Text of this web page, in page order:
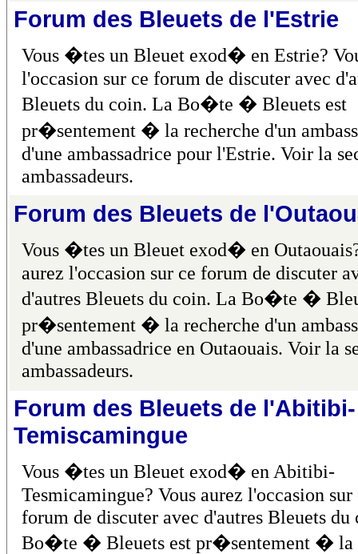
Forum des Bleuets de l'Estrie
Vous �tes un Bleuet exod� en Estrie?
l'occasion sur ce forum de discuter avec
Bleuets du coin. La Bo�te � Bleuets est
pr�sentement � la recherche d'un
d'une ambassadrice pour l'Estrie. Voir la
ambassadeurs.
Forum des Bleuets de
Vous �tes un Bleuet exod� en
aurez l'occasion sur ce forum de discuter
d'autres Bleuets du coin. La Bo�te �
pr�sentement � la recherche d'un
d'une ambassadrice en Outaouais. Voir la
ambassadeurs.
Forum des Bleuets de l'Abitibi-
Temiscamingue
Vous �tes un Bleuet exod� en Abitibi-
Tesmicamingue? Vous aurez l'occasion sur
forum de discuter avec d'autres Bleuets du
Bo�te � Bleuets est pr�sentement � la